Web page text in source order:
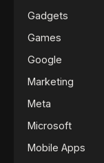
Gadgets
Games
Google
Marketing
Meta
Microsoft
Mobile Apps